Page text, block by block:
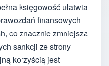
księgowość ułatwia
finansowych
co znacznie zmniejsza
sankcji ze strony
korzyścią jest